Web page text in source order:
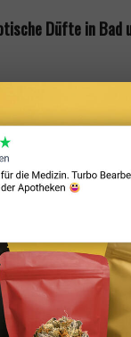
Düfte in Bad
Duftbereichen
zitrische Yuzu und
auch grüne und
Weg in das
welches buttrig
zu einer sanft
Möbelshow
der Marke
perfekt.